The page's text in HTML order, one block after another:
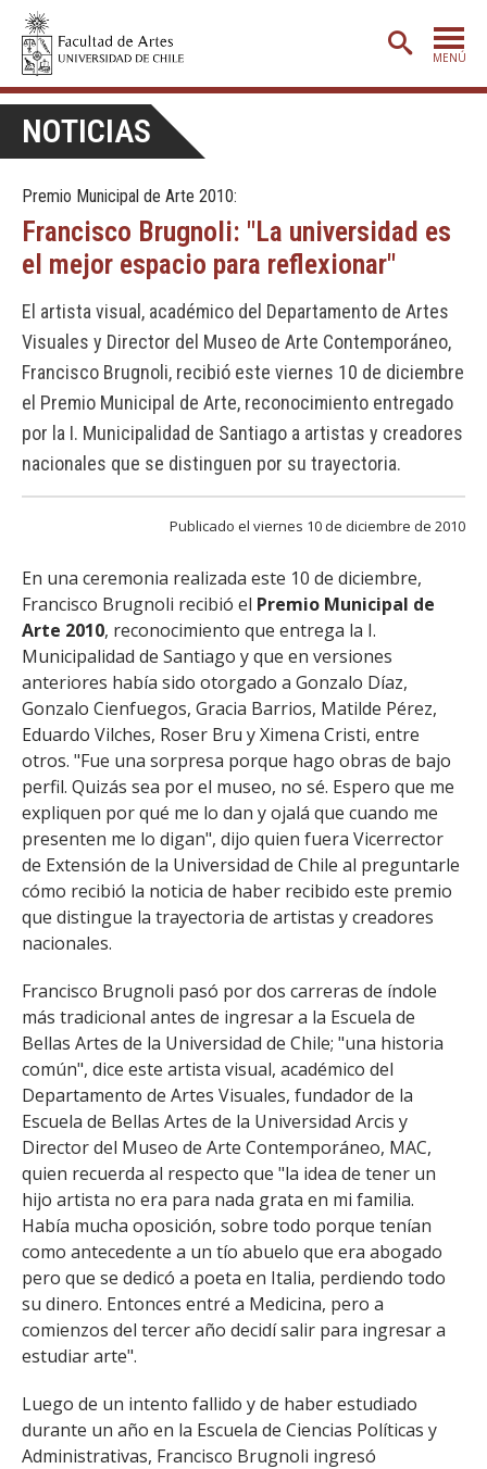
MENÚ
ADMISIÓN
ETAPA BÁSICA
CARRERAS
POSTGRADO
CREACIÓNE INVESTIGACIÓN
BIBLIOTECA
DEPARTAMENTOS
FACULTAD
Académicas/os Egresadas/os
NOTICIAS
Premio Municipal de Arte 2010:
Francisco Brugnoli: "La universidad es
el mejor espacio para reflexionar"
El artista visual, académico del Departamento de Artes
Visuales y Director del Museo de Arte Contemporáneo,
Francisco Brugnoli, recibió este viernes 10 de diciembre
el Premio Municipal de Arte, reconocimiento entregado
por la I. Municipalidad de Santiago a artistas y creadores
nacionales que se distinguen por su trayectoria.
Publicado el viernes 10 de diciembre de 2010
En una ceremonia realizada este 10 de diciembre,
Francisco Brugnoli recibió el Premio Municipal de
Arte 2010, reconocimiento que entrega la I.
Municipalidad de Santiago y que en versiones
anteriores había sido otorgado a Gonzalo Díaz,
Gonzalo Cienfuegos, Gracia Barrios, Matilde Pérez,
Eduardo Vilches, Roser Bru y Ximena Cristi, entre
otros. "Fue una sorpresa porque hago obras de bajo
perfil. Quizás sea por el museo, no sé. Espero que me
expliquen por qué me lo dan y ojalá que cuando me
presenten me lo digan", dijo quien fuera Vicerrector
de Extensión de la Universidad de Chile al preguntarle
cómo recibió la noticia de haber recibido este premio
que distingue la trayectoria de artistas y creadores
nacionales.
Francisco Brugnoli pasó por dos carreras de índole
más tradicional antes de ingresar a la Escuela de
Bellas Artes de la Universidad de Chile; "una historia
común", dice este artista visual, académico del
Departamento de Artes Visuales, fundador de la
Escuela de Bellas Artes de la Universidad Arcis y
Director del Museo de Arte Contemporáneo, MAC,
quien recuerda al respecto que "la idea de tener un
hijo artista no era para nada grata en mi familia.
Había mucha oposición, sobre todo porque tenían
como antecedente a un tío abuelo que era abogado
pero que se dedicó a poeta en Italia, perdiendo todo
su dinero. Entonces entré a Medicina, pero a
comienzos del tercer año decidí salir para ingresar a
estudiar arte".
Luego de un intento fallido y de haber estudiado
durante un año en la Escuela de Ciencias Políticas y
Administrativas, Francisco Brugnoli ingresó